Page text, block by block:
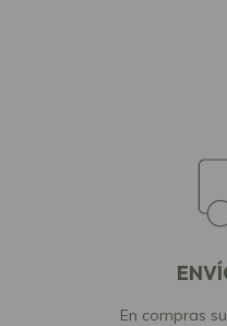
En compras